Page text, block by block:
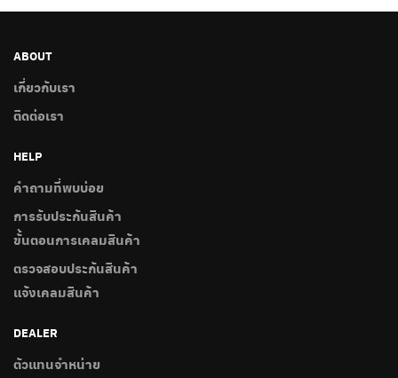
ABOUT
เกี่ยวกับเรา
ติดต่อเรา
HELP
คำถามที่พบบ่อย
การรับประกันสินค้า
ขั้นตอนการเคลมสินค้า
ตรวจสอบประกันสินค้า
แจ้งเคลมสินค้า
DEALER
ตัวแทนจำหน่าย